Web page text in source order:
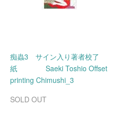
痴蟲3 サイン入り著者校了
紙 Saeki Toshio Offset
printing Chimushi_3
SOLD OUT